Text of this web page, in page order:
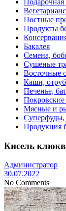
Постные
Продукты
Бакалея
Семена,
Сушеные
Восточные
Каши,
Печенье,
Мясные и
Суперфуды,
Продукция
Кисель
Администратор
30.07.2022
No Comments